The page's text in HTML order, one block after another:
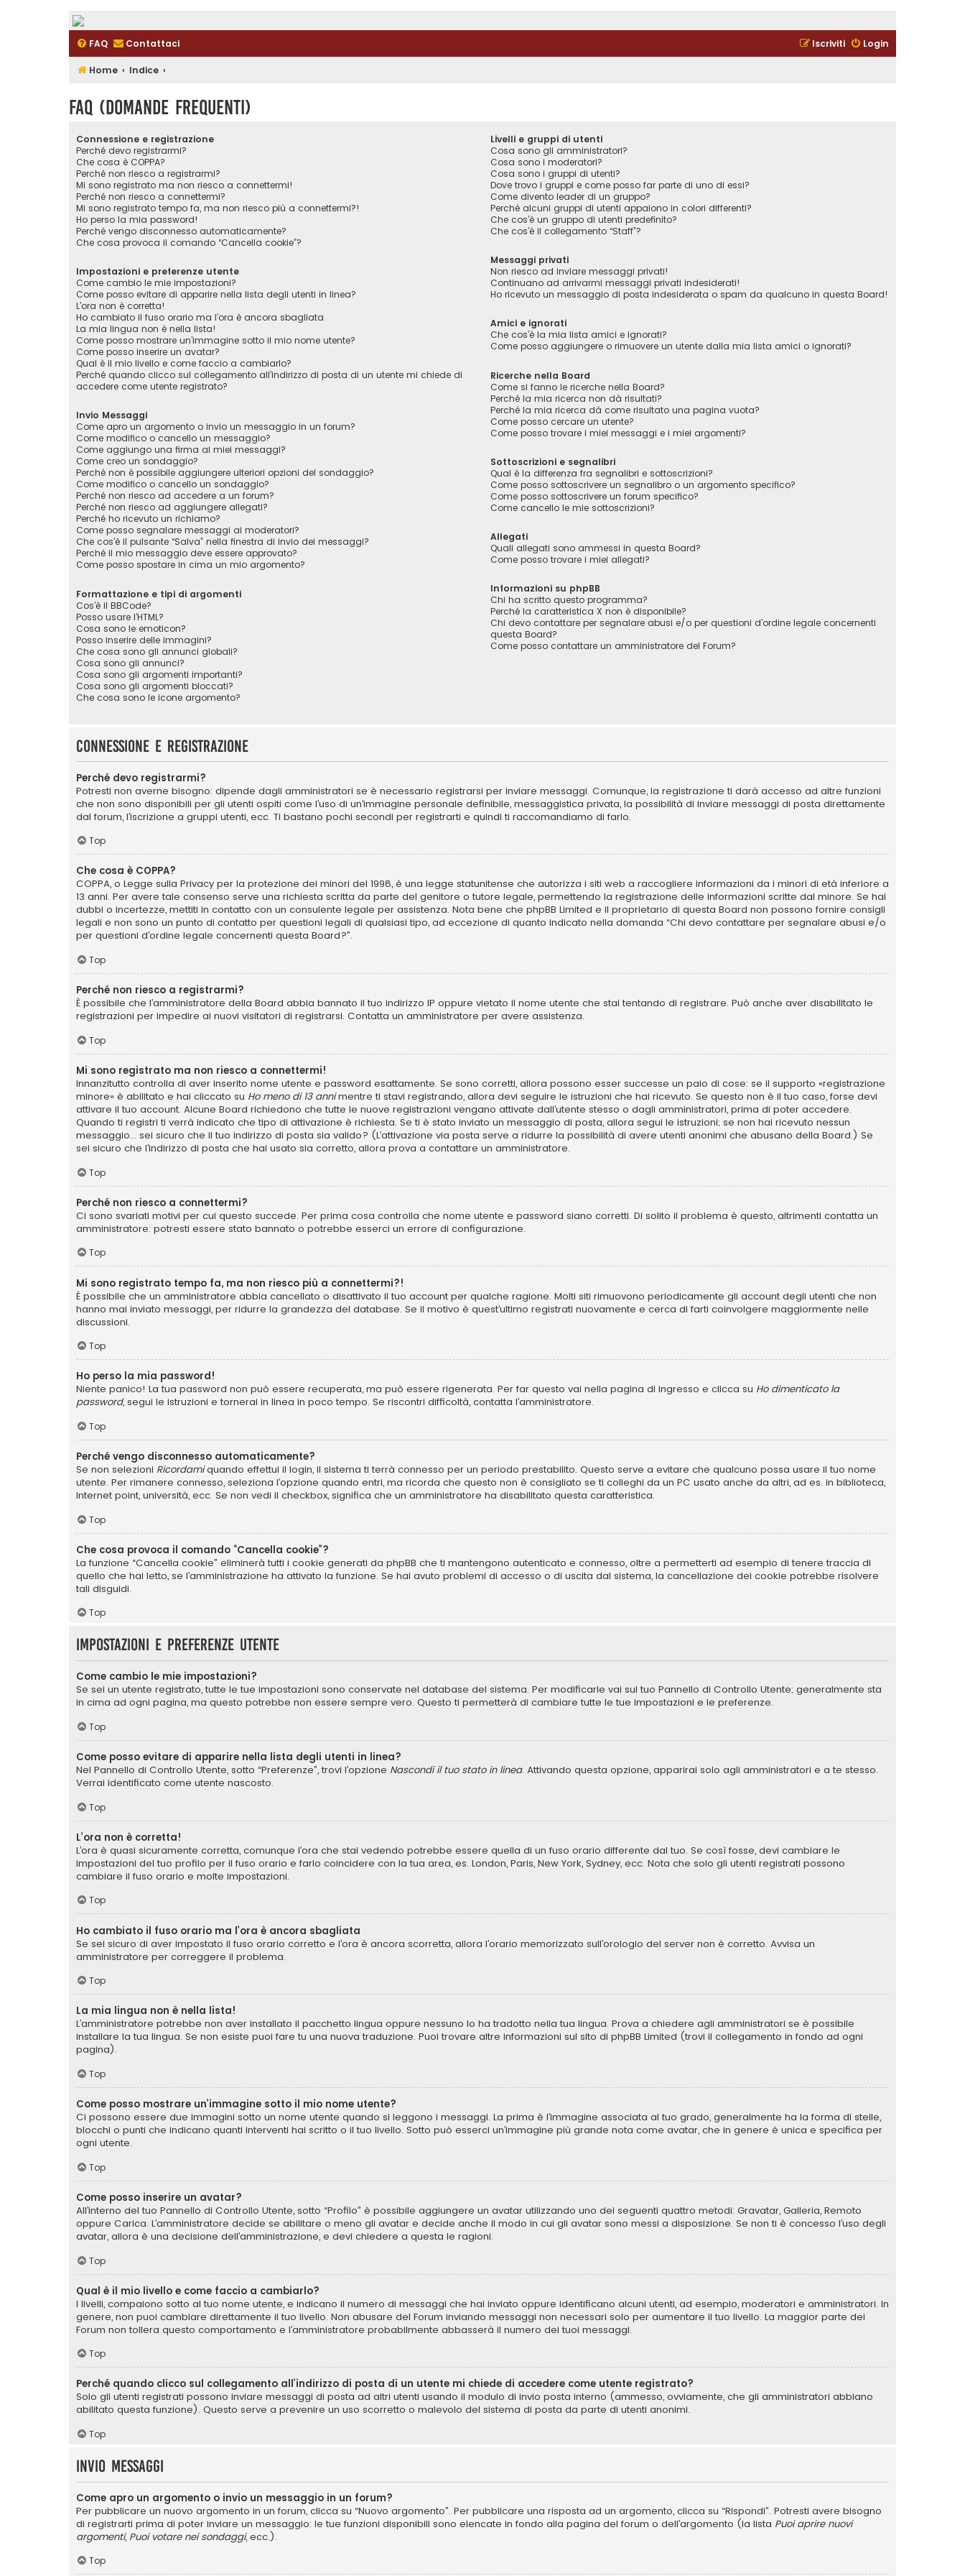
FAQ Contattaci Login
Iscriviti
Home Indice
FAQ (Domande Frequenti)
Connessione e registrazione
Perché devo registrarmi?
Che cosa è COPPA?
Perché non riesco a registrarmi?
Mi sono registrato ma non riesco a connettermi!
Perché non riesco a connettermi?
Mi sono registrato tempo fa, ma non riesco più a connettermi?!
Ho perso la mia password!
Perché vengo disconnesso automaticamente?
Che cosa provoca il comando “Cancella cookie”?
Impostazioni e preferenze utente
Come cambio le mie impostazioni?
Come posso evitare di apparire nella lista degli utenti in linea?
L’ora non è corretta!
Ho cambiato il fuso orario ma l’ora è ancora sbagliata
La mia lingua non è nella lista!
Come posso mostrare un’immagine sotto il mio nome utente?
Come posso inserire un avatar?
Qual è il mio livello e come faccio a cambiarlo?
Perché quando clicco sul collegamento all’indirizzo di posta di un utente mi chiede di
accedere come utente registrato?
Invio Messaggi
Come apro un argomento o invio un messaggio in un forum?
Come modifico o cancello un messaggio?
Come aggiungo una firma ai miei messaggi?
Come creo un sondaggio?
Perché non è possibile aggiungere ulteriori opzioni del sondaggio?
Come modifico o cancello un sondaggio?
Perché non riesco ad accedere a un forum?
Perché non riesco ad aggiungere allegati?
Perché ho ricevuto un richiamo?
Come posso segnalare messaggi ai moderatori?
Che cos’è il pulsante “Salva” nella finestra di invio dei messaggi?
Perché il mio messaggio deve essere approvato?
Come posso spostare in cima un mio argomento?
Formattazione e tipi di argomenti
Cos’è il BBCode?
Posso usare l’HTML?
Cosa sono le emoticon?
Posso inserire delle immagini?
Che cosa sono gli annunci globali?
Cosa sono gli annunci?
Cosa sono gli argomenti importanti?
Cosa sono gli argomenti bloccati?
Che cosa sono le icone argomento?
Livelli e gruppi di utenti
Cosa sono gli amministratori?
Cosa sono i moderatori?
Cosa sono i gruppi di utenti?
Dove trovo i gruppi e come posso far parte di uno di essi?
Come divento leader di un gruppo?
Perché alcuni gruppi di utenti appaiono in colori differenti?
Che cos’è un gruppo di utenti predefinito?
Che cos’è il collegamento “Staff”?
Messaggi privati
Non riesco ad inviare messaggi privati!
Continuano ad arrivarmi messaggi privati indesiderati!
Ho ricevuto un messaggio di posta indesiderata o spam da qualcuno in questa Board!
Amici e ignorati
Che cos’è la mia lista amici e ignorati?
Come posso aggiungere o rimuovere un utente dalla mia lista amici o ignorati?
Ricerche nella Board
Come si fanno le ricerche nella Board?
Perché la mia ricerca non dà risultati?
Perché la mia ricerca dà come risultato una pagina vuota?
Come posso cercare un utente?
Come posso trovare i miei messaggi e i miei argomenti?
Sottoscrizioni e segnalibri
Qual è la differenza fra segnalibri e sottoscrizioni?
Come posso sottoscrivere un segnalibro o un argomento specifico?
Come posso sottoscrivere un forum specifico?
Come cancello le mie sottoscrizioni?
Allegati
Quali allegati sono ammessi in questa Board?
Come posso trovare i miei allegati?
Informazioni su phpBB
Chi ha scritto questo programma?
Perché la caratteristica X non è disponibile?
Chi devo contattare per segnalare abusi e/o per questioni d’ordine legale concernenti
questa Board?
Come posso contattare un amministratore del Forum?
Connessione e registrazione
Perché devo registrarmi?
Potresti non averne bisogno: dipende dagli amministratori se è necessario registrarsi per inviare messaggi. Comunque, la registrazione ti darà accesso ad altre funzioni
che non sono disponibili per gli utenti ospiti come l’uso di un’immagine personale definibile, messaggistica privata, la possibilità di inviare messaggi di posta direttamente
dal forum, l’iscrizione a gruppi utenti, ecc. Ti bastano pochi secondi per registrarti e quindi ti raccomandiamo di farlo.
Top
Che cosa è COPPA?
COPPA, o Legge sulla Privacy per la protezione dei minori del 1998, è una legge statunitense che autorizza i siti web a raccogliere informazioni da i minori di età inferiore a
13 anni. Per avere tale consenso serve una richiesta scritta da parte del genitore o tutore legale, permettendo la registrazione delle informazioni scritte dal minore. Se hai
dubbi o incertezze, mettiti in contatto con un consulente legale per assistenza. Nota bene che phpBB Limited e il proprietario di questa Board non possono fornire consigli
legali e non sono un punto di contatto per questioni legali di qualsiasi tipo, ad eccezione di quanto indicato nella domanda “Chi devo contattare per segnalare abusi e/o
per questioni d’ordine legale concernenti questa Board?”.
Top
Perché non riesco a registrarmi?
È possibile che l’amministratore della Board abbia bannato il tuo indirizzo IP oppure vietato il nome utente che stai tentando di registrare. Può anche aver disabilitato le
registrazioni per impedire ai nuovi visitatori di registrarsi. Contatta un amministratore per avere assistenza.
Top
Mi sono registrato ma non riesco a connettermi!
Innanzitutto controlla di aver inserito nome utente e password esattamente. Se sono corretti, allora possono esser successe un paio di cose: se il supporto «registrazione
minore» è abilitato e hai cliccato su Ho meno di 13 annimentre ti stavi registrando, allora devi seguire le istruzioni che hai ricevuto. Se questo non è il tuo caso, forse devi
attivare il tuo account. Alcune Board richiedono che tutte le nuove registrazioni vengano attivate dall’utente stesso o dagli amministratori, prima di poter accedere.
Quando ti registri ti verrà indicato che tipo di attivazione è richiesta. Se ti è stato inviato un messaggio di posta, allora segui le istruzioni; se non hai ricevuto nessun
messaggio... sei sicuro che il tuo indirizzo di posta sia valido? (L’attivazione via posta serve a ridurre la possibilità di avere utenti anonimi che abusano della Board.) Se
sei sicuro che l’indirizzo di posta che hai usato sia corretto, allora prova a contattare un amministratore.
Top
Perché non riesco a connettermi?
Ci sono svariati motivi per cui questo succede. Per prima cosa controlla che nome utente e password siano corretti. Di solito il problema è questo, altrimenti contatta un
amministratore: potresti essere stato bannato o potrebbe esserci un errore di configurazione.
Top
Mi sono registrato tempo fa, ma non riesco più a connettermi?!
È possibile che un amministratore abbia cancellato o disattivato il tuo account per qualche ragione. Molti siti rimuovono periodicamente gli account degli utenti che non
hanno mai inviato messaggi, per ridurre la grandezza del database. Se il motivo è quest’ultimo registrati nuovamente e cerca di farti coinvolgere maggiormente nelle
discussioni.
Top
Ho perso la mia password!
Niente panico! La tua password non può essere recuperata, ma può essere rigenerata. Per far questo vai nella pagina di ingresso e clicca su Ho dimenticato la
password, segui le istruzioni e tornerai in linea in poco tempo. Se riscontri difficoltà, contatta l’amministratore.
Top
Perché vengo disconnesso automaticamente?
Se non selezioni Ricordamiquando effettui il login, il sistema ti terrà connesso per un periodo prestabilito. Questo serve a evitare che qualcuno possa usare il tuo nome
utente. Per rimanere connesso, seleziona l’opzione quando entri, ma ricorda che questo non è consigliato se ti colleghi da un PC usato anche da altri, ad es. in biblioteca,
Internet point, università, ecc. Se non vedi il checkbox, significa che un amministratore ha disabilitato questa caratteristica.
Top
Che cosa provoca il comando “Cancella cookie”?
La funzione “Cancella cookie” eliminerà tutti i cookie generati da phpBB che ti mantengono autenticato e connesso, oltre a permetterti ad esempio di tenere traccia di
quello che hai letto, se l’amministrazione ha attivato la funzione. Se hai avuto problemi di accesso o di uscita dal sistema, la cancellazione dei cookie potrebbe risolvere
tali disguidi.
Top
Impostazioni e preferenze utente
Come cambio le mie impostazioni?
Se sei un utente registrato, tutte le tue impostazioni sono conservate nel database del sistema. Per modificarle vai sul tuo Pannello di Controllo Utente; generalmente sta
in cima ad ogni pagina, ma questo potrebbe non essere sempre vero. Questo ti permetterà di cambiare tutte le tue impostazioni e le preferenze.
Top
Come posso evitare di apparire nella lista degli utenti in linea?
Nel Pannello di Controllo Utente, sotto “Preferenze”, trovi l’opzione Nascondi il tuo stato in linea. Attivando questa opzione, apparirai solo agli amministratori e a te stesso.
Verrai identificato come utente nascosto.
Top
L’ora non è corretta!
L’ora è quasi sicuramente corretta, comunque l’ora che stai vedendo potrebbe essere quella di un fuso orario differente dal tuo. Se così fosse, devi cambiare le
impostazioni del tuo profilo per il fuso orario e farlo coincidere con la tua area, es. London, Paris, New York, Sydney, ecc. Nota che solo gli utenti registrati possono
cambiare il fuso orario e molte impostazioni.
Top
Ho cambiato il fuso orario ma l’ora è ancora sbagliata
Se sei sicuro di aver impostato il fuso orario corretto e l’ora è ancora scorretta, allora l’orario memorizzato sull’orologio del server non è corretto. Avvisa un
amministratore per correggere il problema.
Top
La mia lingua non è nella lista!
L’amministratore potrebbe non aver installato il pacchetto lingua oppure nessuno lo ha tradotto nella tua lingua. Prova a chiedere agli amministratori se è possibile
installare la tua lingua. Se non esiste puoi fare tu una nuova traduzione. Puoi trovare altre informazioni sul sito di phpBB Limited (trovi il collegamento in fondo ad ogni
pagina).
Top
Come posso mostrare un’immagine sotto il mio nome utente?
Ci possono essere due immagini sotto un nome utente quando si leggono i messaggi. La prima è l’immagine associata al tuo grado, generalmente ha la forma di stelle,
blocchi o punti che indicano quanti interventi hai scritto o il tuo livello. Sotto può esserci un’immagine più grande nota come avatar, che in genere è unica e specifica per
ogni utente.
Top
Come posso inserire un avatar?
All’interno del tuo Pannello di Controllo Utente, sotto “Profilo” è possibile aggiungere un avatar utilizzando uno dei seguenti quattro metodi: Gravatar, Galleria, Remoto
oppure Carica. L’amministratore decide se abilitare o meno gli avatar e decide anche il modo in cui gli avatar sono messi a disposizione. Se non ti è concesso l’uso degli
avatar, allora è una decisione dell’amministrazione, e devi chiedere a questa le ragioni.
Top
Qual è il mio livello e come faccio a cambiarlo?
I livelli, compaiono sotto al tuo nome utente, e indicano il numero di messaggi che hai inviato oppure identificano alcuni utenti, ad esempio, moderatori e amministratori. In
genere, non puoi cambiare direttamente il tuo livello. Non abusare del Forum inviando messaggi non necessari solo per aumentare il tuo livello. La maggior parte dei
Forum non tollera questo comportamento e l’amministratore probabilmente abbasserà il numero dei tuoi messaggi.
Top
Perché quando clicco sul collegamento all’indirizzo di posta di un utente mi chiede di accedere come utente registrato?
Solo gli utenti registrati possono inviare messaggi di posta ad altri utenti usando il modulo di invio posta interno (ammesso, ovviamente, che gli amministratori abbiano
abilitato questa funzione). Questo serve a prevenire un uso scorretto o malevolo del sistema di posta da parte di utenti anonimi.
Top
Invio Messaggi
Come apro un argomento o invio un messaggio in un forum?
Per pubblicare un nuovo argomento in un forum, clicca su “Nuovo argomento”. Per pubblicare una risposta ad un argomento, clicca su “Rispondi”. Potresti avere bisogno
di registrarti prima di poter inviare un messaggio: le tue funzioni disponibili sono elencate in fondo alla pagina del forum o dell’argomento (la lista Puoi aprire nuovi
argomenti, Puoi votare nei sondaggi, ecc.).
Top